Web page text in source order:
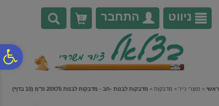
נגישות
אתר
המרכזי
ניווט התחבר 0
ראשי > מוצרי נייר > מדבקות > מדבקות לבנות -חב - מדבקות לבנות 20X75 מ"מ (10 בדף)